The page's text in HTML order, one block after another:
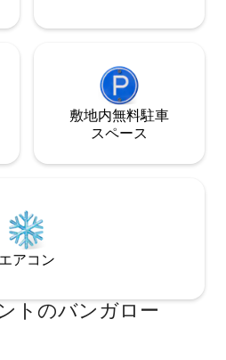
敷地内無料駐⁠車
ス⁠ペ⁠ー⁠ス
エアコン
トのバンガロー